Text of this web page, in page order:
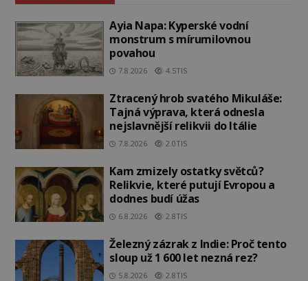
Ayia Napa: Kyperské vodní
monstrum s mírumilovnou
povahou
7.8.2026 4.5TIS
Ztracený hrob svatého Mikuláše:
Tajná výprava, která odnesla
nejslavnější relikvii do Itálie
7.8.2026 2.0TIS
Kam zmizely ostatky světců?
Relikvie, které putují Evropou a
dodnes budí úžas
6.8.2026 2.8TIS
Železný zázrak z Indie: Proč tento
sloup už 1 600 let nezná rez?
5.8.2026 2.8TIS